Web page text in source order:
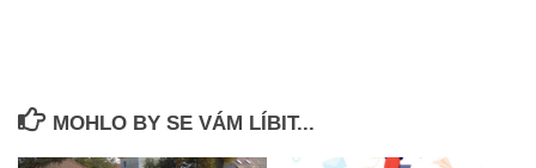
MOHLO BY SE VÁM LÍBIT...